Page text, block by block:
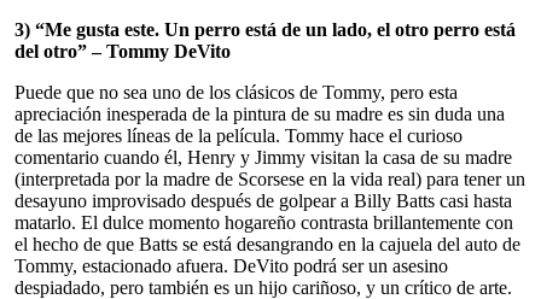
3) “Me gusta este. Un perro está de un lado, el otro perro está
del otro” – Tommy DeVito
Puede que no sea uno de los clásicos de Tommy, pero esta
apreciación inesperada de la pintura de su madre es sin duda una
de las mejores líneas de la película. Tommy hace el curioso
comentario cuando él, Henry y Jimmy visitan la casa de su madre
(interpretada por la madre de Scorsese en la vida real) para tener un
desayuno improvisado después de golpear a Billy Batts casi hasta
matarlo. El dulce momento hogareño contrasta brillantemente con
el hecho de que Batts se está desangrando en la cajuela del auto de
Tommy, estacionado afuera. DeVito podrá ser un asesino
despiadado, pero también es un hijo cariñoso, y un crítico de arte.